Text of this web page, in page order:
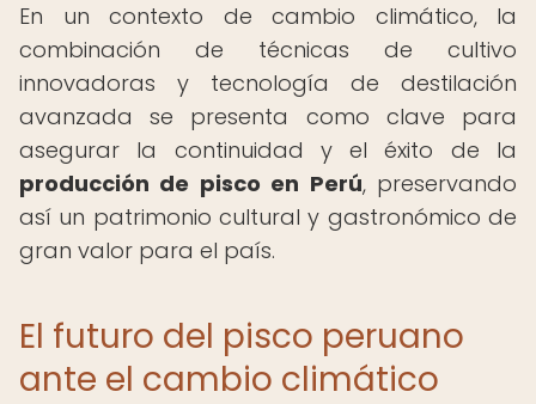
En un contexto de cambio climático, la
combinación de técnicas de cultivo
innovadoras y tecnología de destilación
avanzada se presenta como clave para
asegurar la continuidad y el éxito de la
producción de pisco en Perú, preservando
así un patrimonio cultural y gastronómico de
gran valor para el país.
El futuro del pisco peruano
ante el cambio climático